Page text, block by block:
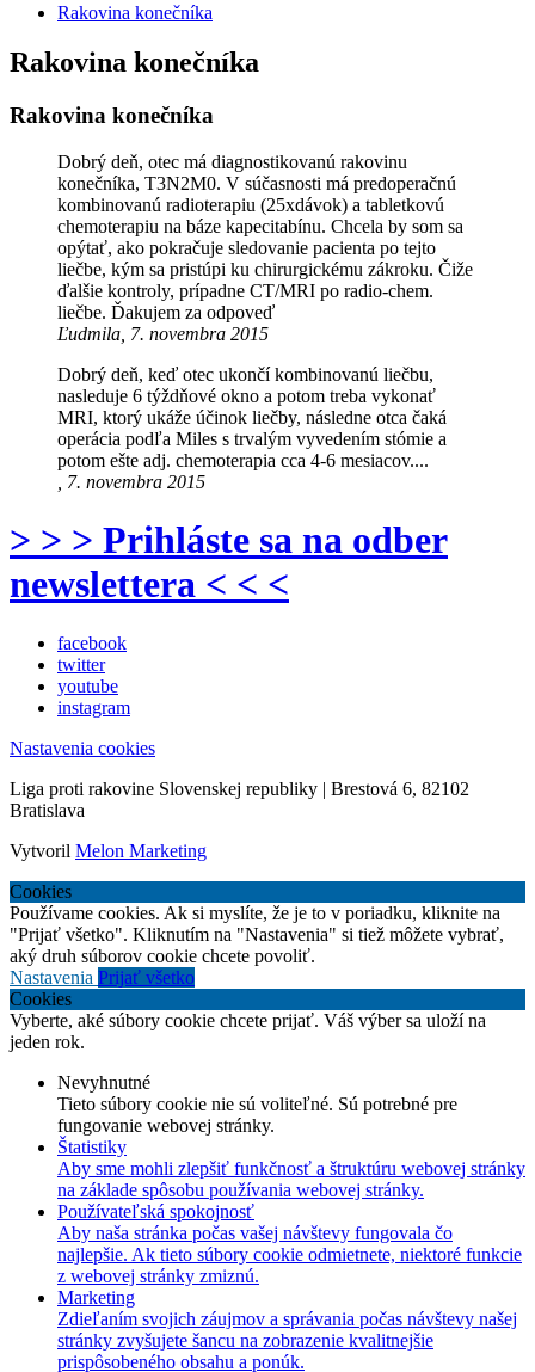
Rakovina konečníka
Rakovina konečníka
Rakovina konečníka
Dobrý deň, otec má diagnostikovanú rakovinu
konečníka, T3N2M0. V súčasnosti má predoperačnú
kombinovanú radioterapiu (25xdávok) a tabletkovú
chemoterapiu na báze kapecitabínu. Chcela by som sa
opýtať, ako pokračuje sledovanie pacienta po tejto
liečbe, kým sa pristúpi ku chirurgickému zákroku. Čiže
ďalšie kontroly, prípadne CT/MRI po radio-chem.
liečbe. Ďakujem za odpoveď
Ľudmila, 7. novembra 2015
Dobrý deň, keď otec ukončí kombinovanú liečbu,
nasleduje 6 týždňové okno a potom treba vykonať
MRI, ktorý ukáže účinok liečby, následne otca čaká
operácia podľa Miles s trvalým vyvedením stómie a
potom ešte adj. chemoterapia cca 4-6 mesiacov....
, 7. novembra 2015
> > > Prihláste sa na odber
newslettera < < <
facebook
twitter
youtube
instagram
Nastavenia cookies
Liga proti rakovine Slovenskej republiky | Brestová 6, 82102
Bratislava
Vytvoril Melon Marketing
Cookies
Používame cookies. Ak si myslíte, že je to v poriadku, kliknite na
"Prijať všetko". Kliknutím na "Nastavenia" si tiež môžete vybrať,
aký druh súborov cookie chcete povoliť.
Nastavenia Prijať všetko
Cookies
Vyberte, aké súbory cookie chcete prijať. Váš výber sa uloží na
jeden rok.
Nevyhnutné
Tieto súbory cookie nie sú voliteľné. Sú potrebné pre
fungovanie webovej stránky.
Štatistiky
Aby sme mohli zlepšiť funkčnosť a štruktúru webovej stránky
na základe spôsobu používania webovej stránky.
Používateľská spokojnosť
Aby naša stránka počas vašej návštevy fungovala čo
najlepšie. Ak tieto súbory cookie odmietnete, niektoré funkcie
z webovej stránky zmiznú.
Marketing
Zdieľaním svojich záujmov a správania počas návštevy našej
stránky zvyšujete šancu na zobrazenie kvalitnejšie
prispôsobeného obsahu a ponúk.